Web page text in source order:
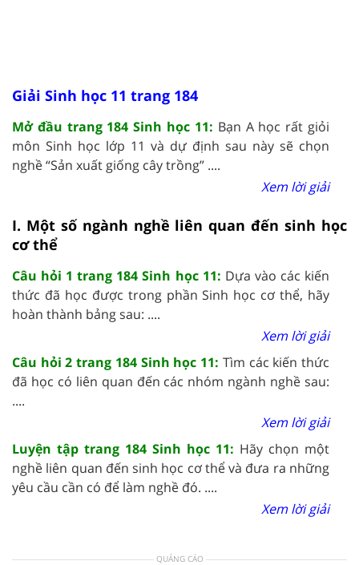
Giải Sinh học 11 trang 184
Mở đầu trang 184 Sinh học 11: Bạn A học rất giỏi
môn Sinh học lớp 11 và dự định sau này sẽ chọn
nghề “Sản xuất giống cây trồng” ....
Xem lời giải
I. Một số ngành nghề liên quan đến sinh học
cơ thể
Câu hỏi 1 trang 184 Sinh học 11: Dựa vào các kiến
thức đã học được trong phần Sinh học cơ thể, hãy
hoàn thành bảng sau: ....
Xem lời giải
Câu hỏi 2 trang 184 Sinh học 11: Tìm các kiến thức
đã học có liên quan đến các nhóm ngành nghề sau:
....
Xem lời giải
Luyện tập trang 184 Sinh học 11: Hãy chọn một
nghề liên quan đến sinh học cơ thể và đưa ra những
yêu cầu cần có để làm nghề đó. ....
Xem lời giải
QUẢNG CÁO